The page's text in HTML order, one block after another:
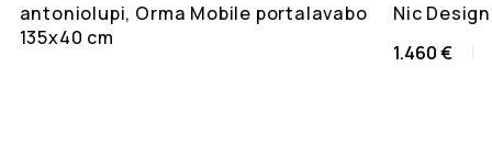
antoniolupi, Orma Mobile portalavabo
135x40 cm
Nic
1.460 €